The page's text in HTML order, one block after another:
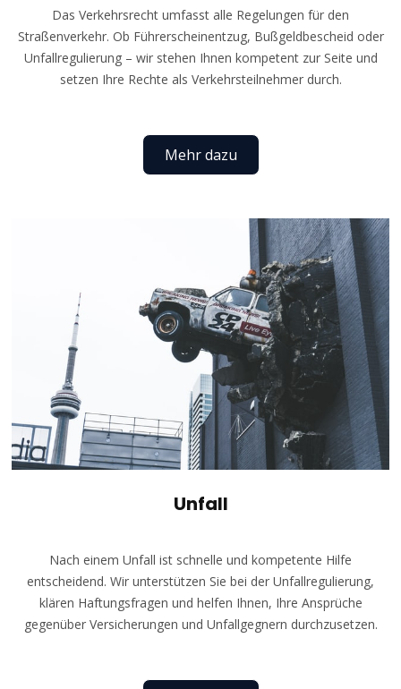
Das Verkehrsrecht umfasst alle Regelungen für den
Straßenverkehr. Ob Führerscheinentzug, Bußgeldbescheid oder
Unfallregulierung – wir stehen Ihnen kompetent zur Seite und
setzen Ihre Rechte als Verkehrsteilnehmer durch.
Mehr dazu
Unfall
Nach einem Unfall ist schnelle und kompetente Hilfe
entscheidend. Wir unterstützen Sie bei der Unfallregulierung,
klären Haftungsfragen und helfen Ihnen, Ihre Ansprüche
gegenüber Versicherungen und Unfallgegnern durchzusetzen.